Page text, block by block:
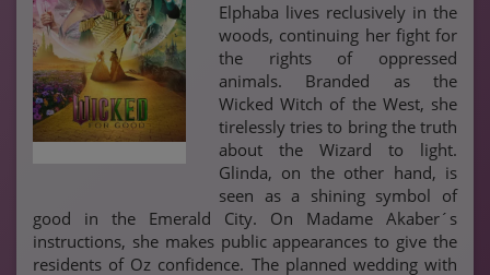
Elphaba lives reclusively in the
woods, continuing her fight for
the rights of oppressed
animals. Branded as the
Wicked Witch of the West, she
tirelessly tries to bring the truth
about the Wizard to light.
Glinda, on the other hand, is
seen as a shining symbol of
good in the Emerald City. On Madame Akaber´s
instructions, she makes public appearances to give the
residents of Oz confidence. The planned wedding with